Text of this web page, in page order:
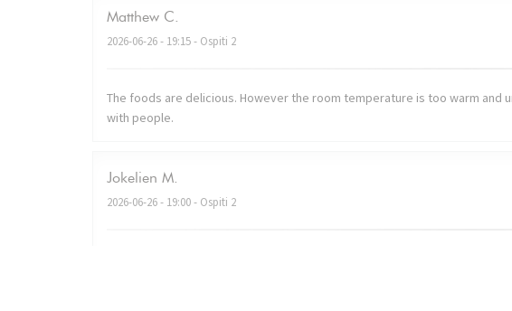
Matthew C
2026-06-26- 19:15 - Ospiti 2
The foods are delicious. However the room temperature is too warm
with people.
Jokelien M
2026-06-26- 19:00 - Ospiti 2